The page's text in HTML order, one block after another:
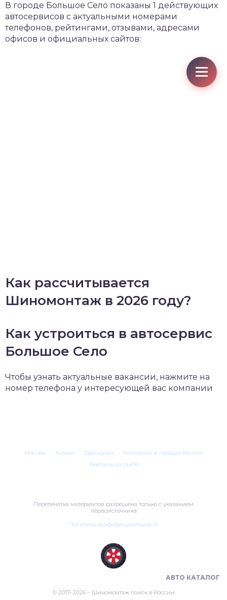
В городе Большое Село показаны 1 действующих
автосервисов с актуальными номерами
телефонов, рейтингами, отзывами, адресами
офисов и официальных сайтов:
Как рассчитывается
Шиномонтаж в 2026 году?
Как устроиться в автосервис
Большое Село
Чтобы узнать актуальные вакансии, нажмите на
номер телефона у интересующей вас компании
АВТО КАТАЛОГ
© 2017–2026 – Шиномонтаж поиск в России
Москва Химки Одинцово
Компании в городах России
Реклама на сайте
Перепечатка материалов разрешена только с указанием
первоисточника
Политика конфиденциальности